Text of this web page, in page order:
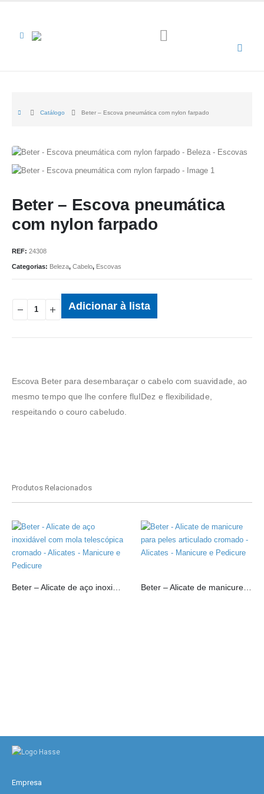
Catálogo Beter – Escova pneumática com nylon farpado
Beter – Escova pneumática
com nylon farpado
REF: 24308
Categorias: Beleza, Cabelo, Escovas
Adicionar à lista
Escova Beter para desembaraçar o cabelo com suavidade, ao
mesmo tempo que lhe confere fluIDez e flexibilidade,
respeitando o couro cabeludo.
Produtos Relacionados
Beter – Alicate de aço inoxidável com mola telescópica cromado Beter – Alicate de manicure para peles articulado cromado
Empresa